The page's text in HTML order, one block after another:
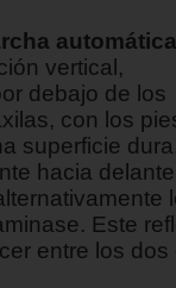
vertical,
debajo de los
con los
superficie
hacia
Este
entre los